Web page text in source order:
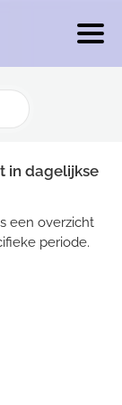
in dagelijkse
een overzicht
periode.